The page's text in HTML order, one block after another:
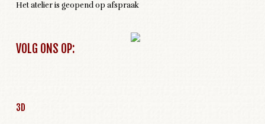
Het atelier is geopend op afspraak
VOLG ONS OP:
3D